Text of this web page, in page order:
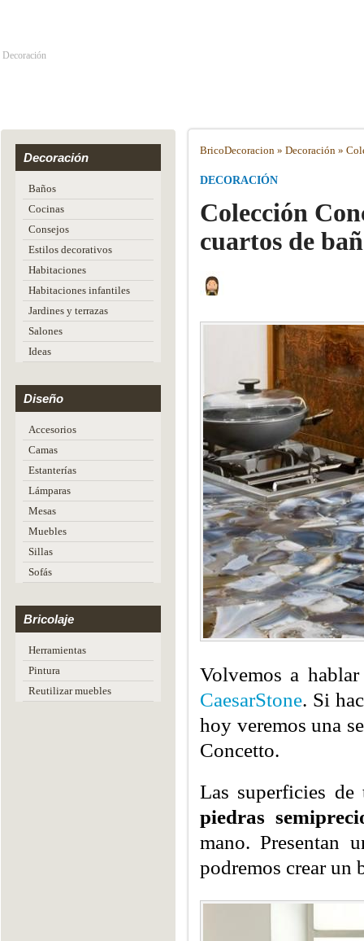
Decoración
Decoración
Baños
Cocinas
Consejos
Estilos decorativos
Habitaciones
Habitaciones infantiles
Jardines y terrazas
Salones
Ideas
Diseño
Accesorios
Camas
Estanterías
Lámparas
Mesas
Muebles
Sillas
Sofás
Bricolaje
Herramientas
Pintura
Reutilizar muebles
BricoDecoracion » Decoración »
DECORACIÓN
Colección
cuartos de
Volvemos a
CaesarStone. Si
hoy veremos una
Concetto.
Las superficies de
piedras
mano. Presentan
podremos crear un